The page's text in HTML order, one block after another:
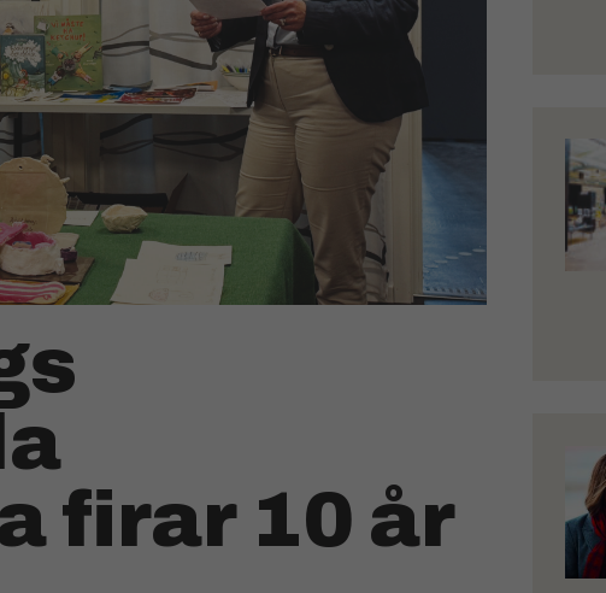
firar 10 år